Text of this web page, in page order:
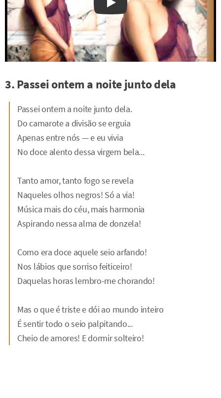
Watch on YouTube
3. Passei ontem a noite junto dela
Passei ontem a noite junto dela.
Do camarote a divisão se erguia
Apenas entre nós — e eu vivia
No doce alento dessa virgem bela...
Tanto amor, tanto fogo se revela
Naqueles olhos negros! Só a via!
Música mais do céu, mais harmonia
Aspirando nessa alma de donzela!
Como era doce aquele seio arfando!
Nos lábios que sorriso feiticeiro!
Daquelas horas lembro-me chorando!
Mas o que é triste e dói ao mundo inteiro
É sentir todo o seio palpitando...
Cheio de amores! E dormir solteiro!